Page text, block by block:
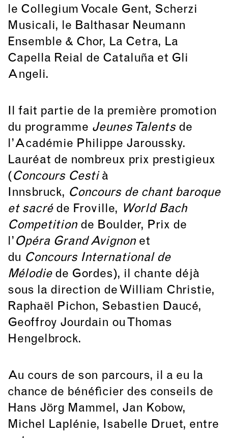
le Collegium Vocale Gent, Scherzi
Musicali, le Balthasar Neumann
Ensemble & Chor, La Cetra, La
Capella Reial de Cataluña et Gli
Angeli.
Il fait partie de la première promotion
du programme Jeunes Talents de
l’Académie Philippe Jaroussky.
Lauréat de nombreux prix prestigieux
( Concours Cestià
Innsbruck, Concours de chant baroque
et sacré de Froville, World Bach
Competition de Boulder, Prix de
l’ Opéra Grand Avignon et
du Concours International de
Mélodie de Gordes), il chante déjà
sous la direction de William Christie,
Raphaël Pichon, Sebastien Daucé,
Geoffroy Jourdain ou Thomas
Hengelbrock.
Au cours de son parcours, il a eu la
chance de bénéficier des conseils de
Hans Jörg Mammel, Jan Kobow,
Michel Laplénie, Isabelle Druet, entre